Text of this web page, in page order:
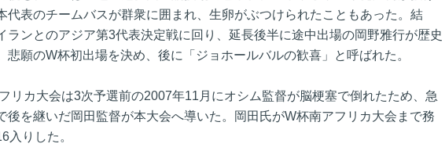
代表のチームバスが群衆に囲まれ、生卵がぶつけられたこともあった。結
ランとのアジア第3代表決定戦に回り、延長後半に途中出場の岡野雅行が歴史
悲願のW杯初出場を決め、後に「ジョホールバルの歓喜」と呼ばれた。
リカ大会は3次予選前の2007年11月にオシム監督が脳梗塞で倒れたため、急
後を継いだ岡田監督が本大会へ導いた。岡田氏がW杯南アフリカ大会まで務
入りした。